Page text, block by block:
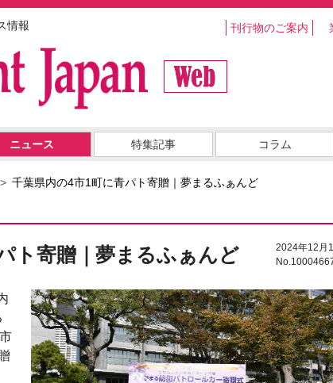
情報 刊行物のご案内
ニュース 特集記事 コラム
千葉県内の4市1町に青パト寄贈｜夢まるふぁんど
2024年12月
ト寄贈｜夢まるふぁんど